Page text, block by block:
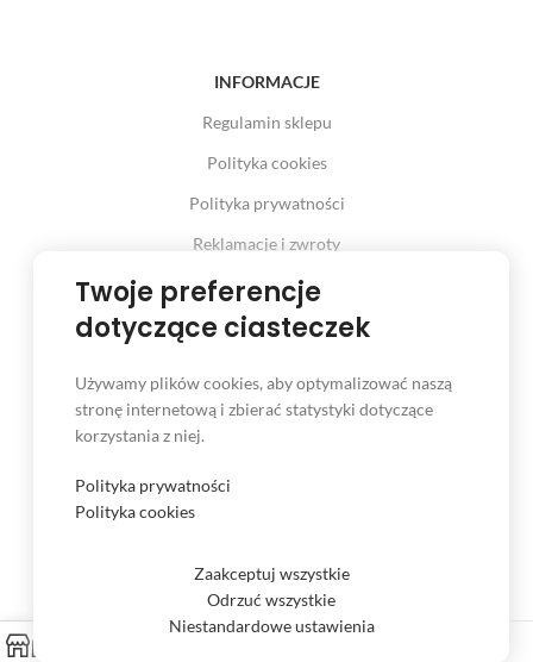
INFORMACJE
Regulamin sklepu
Polityka cookies
Polityka prywatności
Reklamacje i zwroty
Prawo odstąpienia od umowy
INFORMACJE
Czas i koszt dostawy
Formy płatności
Twoje preferencje
dotyczące ciasteczek
Używamy plików cookies, aby optymalizować naszą
stronę internetową i zbierać statystyki dotyczące
korzystania z niej.
Polityka prywatności
Polityka cookies
Zaakceptuj wszystkie
Odrzuć wszystkie
Niestandardowe ustawienia